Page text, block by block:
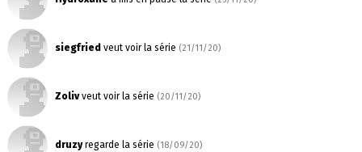
siegfried veut voir la série (21/11/20)
Zolivveut voir la série (20/11/20)
druzyregarde la série (18/09/20)